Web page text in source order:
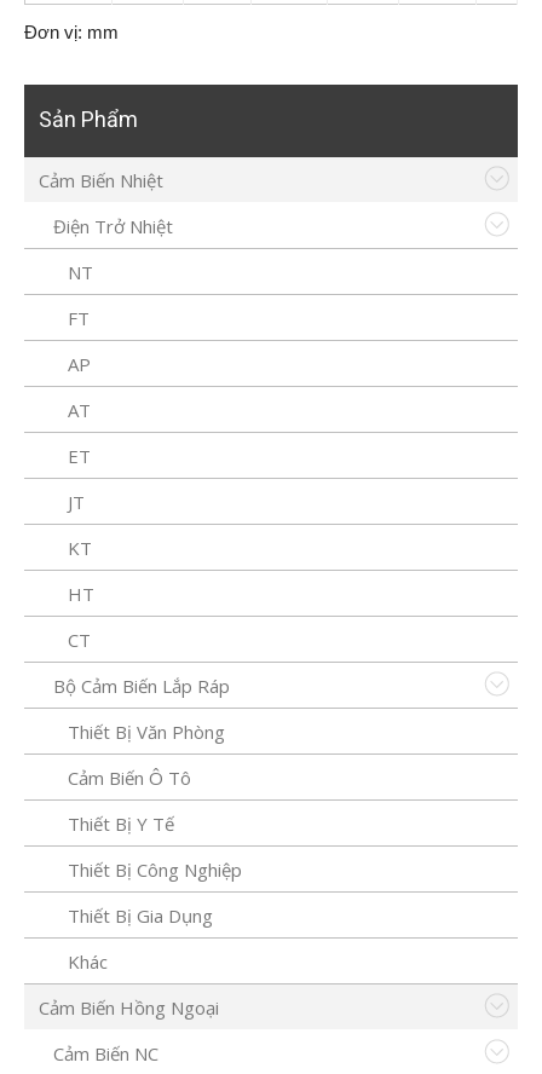
Đơn vị: mm
Sản Phẩm
Cảm Biến Nhiệt
Điện Trở Nhiệt
NT
FT
AP
AT
ET
JT
KT
HT
CT
Bộ Cảm Biến Lắp Ráp
Thiết Bị Văn Phòng
Cảm Biến Ô Tô
Thiết Bị Y Tế
Thiết Bị Công Nghiệp
Thiết Bị Gia Dụng
Khác
Cảm Biến Hồng Ngoại
Cảm Biến NC